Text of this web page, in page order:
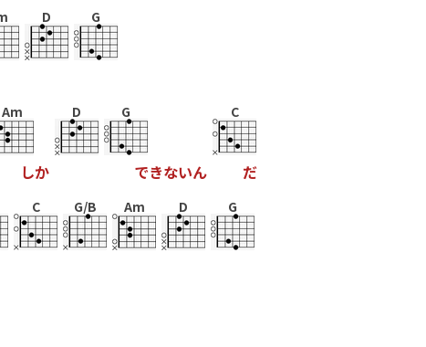
D G
Am
しか
D G
できないん
C
だ
C G/B Am D G